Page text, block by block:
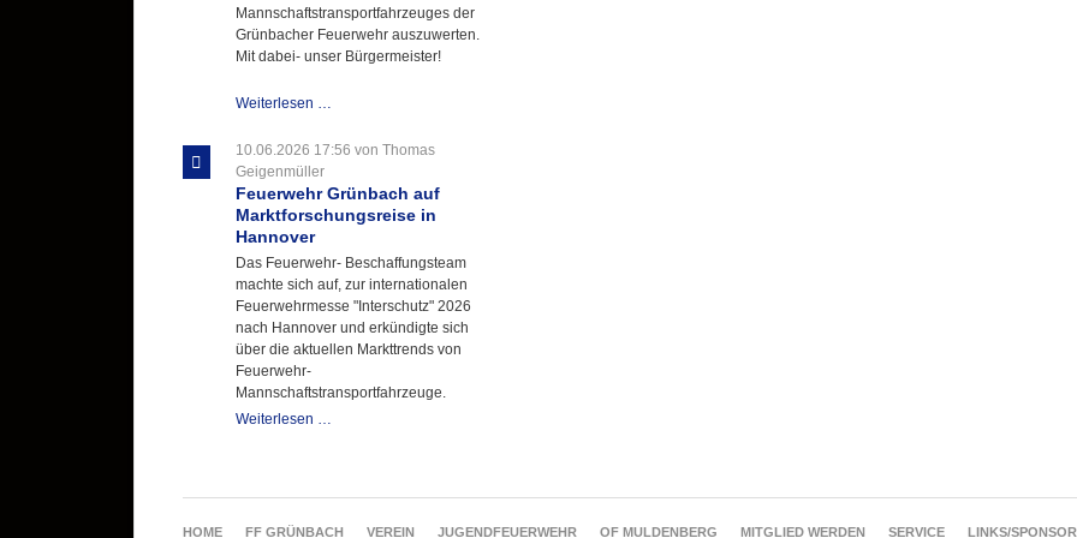
Mannschaftstransportfahrzeuges der
Grünbacher Feuerwehr auszuwerten.
Mit dabei- unser Bürgermeister!
Weiterlesen …
Informationen
Hannover
aus
10.06.2026 17:56 von Thomas
Geigenmüller
Feuerwehr Grünbach auf
Marktforschungsreise in
Hannover
Das Feuerwehr- Beschaffungsteam
machte sich auf, zur internationalen
Feuerwehrmesse "Interschutz" 2026
nach Hannover und erkündigte sich
über die aktuellen Markttrends von
Feuerwehr-
Mannschaftstransportfahrzeuge.
Weiterlesen …
in
Hannover
NAVIGATION
HOME FF GRÜNBACH VEREIN JUGENDFEUERWEHR OF MULDENBERG MITGLIED WERDEN SERVICE LINKS/